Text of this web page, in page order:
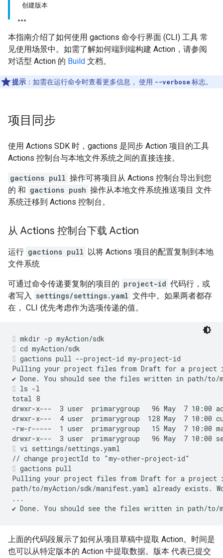
创建版本
本指南介绍了如何使用 gactions 命令行界面 (CLI) 工具 常
见使用场景中。如需了解如何端到端构建 Action，请参阅
对话型 Action 的 Build 文档。
提示 ：如需在运行命令时查看更多信息， 使用 --verbose标志。
项目同步
使用 Actions SDK 时，gactions 是同步 Action 项目的工具
Actions 控制台与本地文件系统之间的直接连接。
gactions pull 操作可将项目从 Actions 控制台导出到您
的 和 gactions push 操作从本地文件系统推送项目 文件
系统迁移到 Actions 控制台。
从 Actions 控制台下载 Action
运行 gactions pull 以将 Actions 项目的配置复制到本地
文件系统
可通过命令传递要复制的项目的 project-id 代码行，或
者写入 settings/settings.yaml 文件中。如果两者都存
在， CLI 优先考虑作为选项传递的值。
mkdir -p myAction/sdk
cd myAction/sdk
gactions pull --project-id my-project-id
Pulling your project files from Draft for a project
ls -l
total 8
drwxr-x---  3 user  primarygroup   96 May  7 10:00
drwxr-x---  4 user  primarygroup  128 May  7 10:00
-rw-r-----  1 user  primarygroup   15 May  7 10:00
vi settings/settings.yaml
gactions pull
Pulling your project files from Draft for a project
path/to/myAction/sdk/manifest.yaml already
...
上面的代码段展示了如何从项目草稿中提取 Action。时间是
也可以从特定版本的 Action 中提取数据。版本 代表已提交